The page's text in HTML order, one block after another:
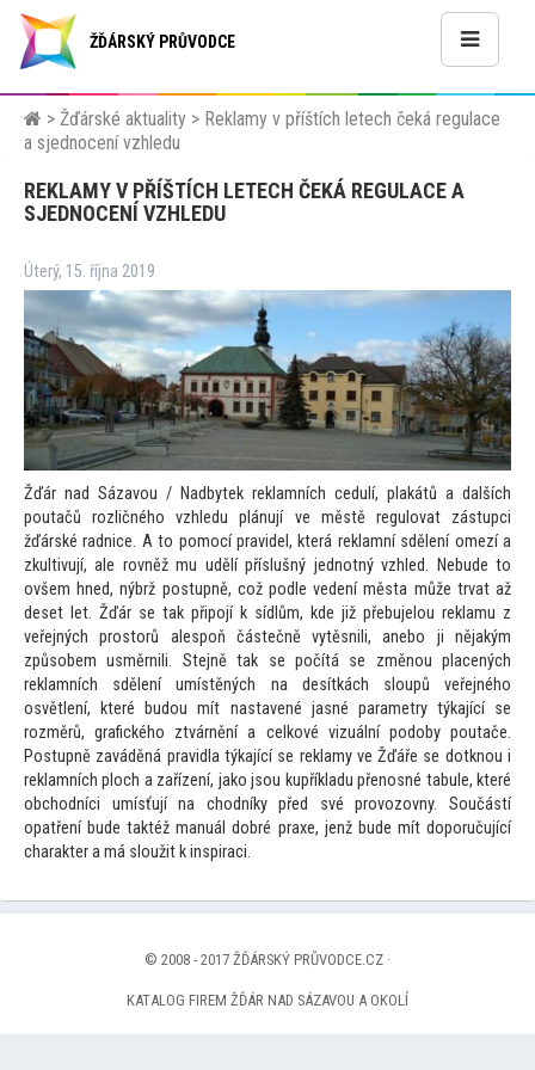
ŽĎÁRSKÝ PRŮVODCE
> Žďárské aktuality > Reklamy v příštích letech čeká regulace
a sjednocení vzhledu
REKLAMY V PŘÍŠTÍCH LETECH ČEKÁ REGULACE A
SJEDNOCENÍ VZHLEDU
Úterý, 15. října 2019
Žďár nad Sázavou / Nadbytek reklamních cedulí, plakátů a dalších
poutačů rozličného vzhledu plánují ve městě regulovat zástupci
žďárské radnice. Ato pomocí pravidel, která reklamní sdělení omezí a
zkultivují, ale rovněž mu udělí příslušný jednotný vzhled. Nebude to
ovšem hned, nýbrž postupně, což podle vedení města může trvat až
deset let. Žďár se tak připojí k sídlům, kde již přebujelou reklamu z
veřejných prostorů alespoň částečně vytěsnili, anebo ji nějakým
způsobem usměrnili. Stejně tak se počítá se změnou placených
reklamních sdělení umístěných na desítkách sloupů veřejného
osvětlení, které budou mít nastavené jasné parametry týkající se
rozměrů, grafického ztvárnění a celkové vizuální podoby poutače.
Postupně zaváděná pravidla týkající se reklamy ve Žďáře se dotknou i
reklamních ploch a zařízení, jako jsou kupříkladu přenosné tabule, které
obchodníci umísťují na chodníky před své provozovny. Součástí
opatření bude taktéž manuál dobré praxe, jenž bude mít doporučující
charakter a má sloužit k inspiraci.
© 2008 - 2017 ŽĎÁRSKÝ PRŮVODCE.CZ ·
KATALOG FIREM ŽĎÁR NAD SÁZAVOU A OKOLÍ